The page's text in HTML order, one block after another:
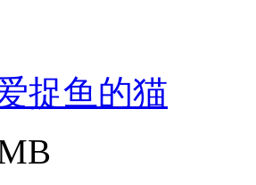
捉鱼的猫